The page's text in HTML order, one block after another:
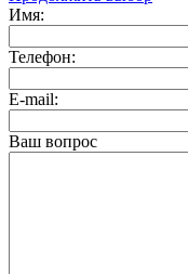
Имя:
Телефон:
E-mail:
Ваш вопрос